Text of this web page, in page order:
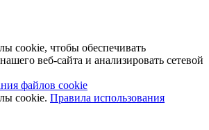
cookie, чтобы обеспечивать
веб-сайта и анализировать сетевой
файлов cookie
cookie. Правила использования